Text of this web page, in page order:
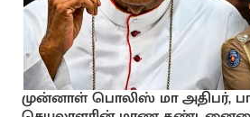
முன்னாள் பொலிஸ் மா அதிபர்,